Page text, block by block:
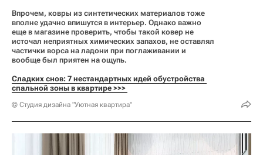
Впрочем, ковры из синтетических материалов тоже
вполне удачно впишутся в интерьер. Однако важно
еще в магазине проверить, чтобы такой ковер не
источал неприятных химических запахов, не оставлял
частички ворса на ладони при поглаживании и
вообще был приятен на ощупь.
Сладких снов: 7 нестандартных идей обустройства
спальной зоны в квартире >>>
© Студия дизайна "Уютная квартира"